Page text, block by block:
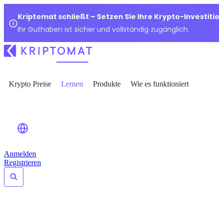
Kriptomat schließt – Setzen Sie Ihre Krypto-
Ihr Guthaben ist sicher und vollständig zugänglich.
Krypto Preise Lernen Produkte Wie es funktioniert
Anmelden
Registrieren